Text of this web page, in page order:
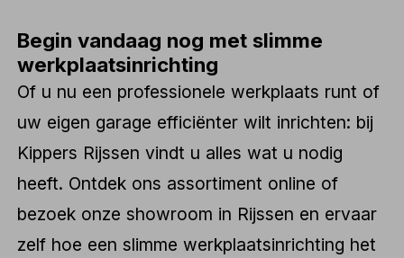
Begin vandaag nog met slimme
werkplaatsinrichting
Of u nu een professionele werkplaats runt of
uw eigen garage efficiënter wilt inrichten: bij
Kippers Rijssen vindt u alles wat u nodig
heeft. Ontdek ons assortiment online of
bezoek onze showroom in Rijssen en ervaar
zelf hoe een slimme werkplaatsinrichting het